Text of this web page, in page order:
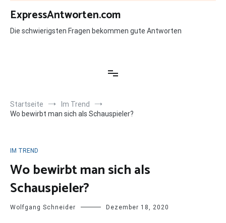
Zum
Inhalt
springen
ExpressAntworten.com
Die schwierigsten Fragen bekommen gute Antworten
Startseite
Im Trend
Wo bewirbt man sich als Schauspieler?
IM TREND
Wo bewirbt man sich als
Schauspieler?
Wolfgang Schneider Dezember 18, 2020